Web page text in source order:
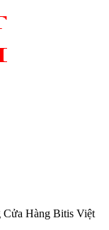
Cửa Hàng Bitis Việt